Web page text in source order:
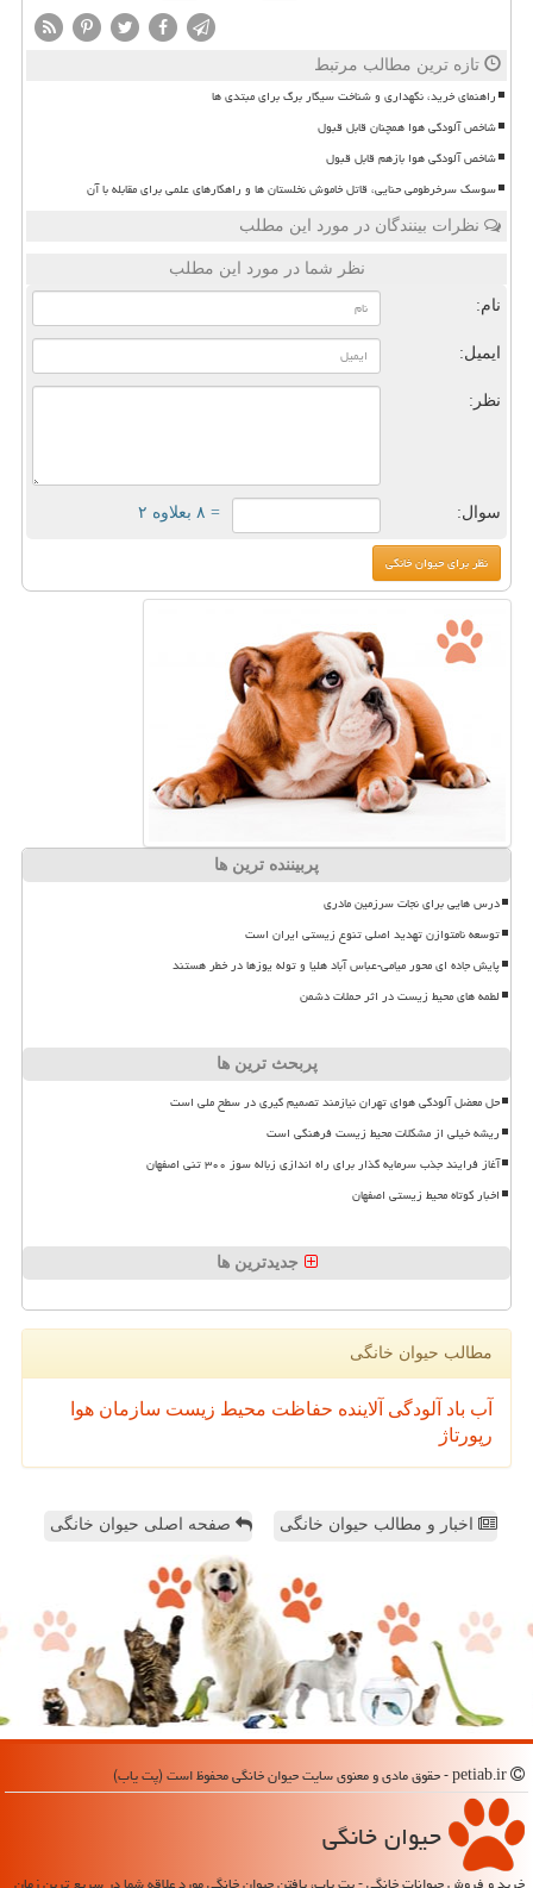
تازه ترین مطالب مرتبط
راهنمای خرید، نگهداری و شناخت سیگار برگ برای مبتدی ها
شاخص آلودگی هوا همچنان قابل قبول
شاخص آلودگی هوا بازهم قابل قبول
سوسک سرخرطومی حنایی، قاتل خاموش نخلستان ها و راهکارهای علمی برای مقابله با آن
نظرات بینندگان در مورد این مطلب
نظر شما در مورد این مطلب
نام:
ایمیل:
نظر:
سوال: = ۸ بعلاوه ۲
پربیننده ترین ها
درس هایی برای نجات سرزمین مادری
توسعه نامتوازن تهدید اصلی تنوع زیستی ایران است
پایش جاده ای محور میامی-عباس آباد هلیا و توله یوزها در خطر هستند
لطمه های محیط زیست در اثر حملات دشمن
پربحث ترین ها
حل معضل آلودگی هوای تهران نیازمند تصمیم گیری در سطح ملی است
ریشه خیلی از مشکلات محیط زیست فرهنگی است
آغاز فرایند جذب سرمایه گذار برای راه اندازی زباله سوز ۳۰۰ تنی اصفهان
اخبار کوتاه محیط زیستی اصفهان
جدیدترین ها
مطالب حیوان خانگی
آب باد آلودگی آلاینده حفاظت محیط زیست سازمان هوا
رپورتاژ
اخبار و مطالب حیوان خانگی صفحه اصلی حیوان خانگی
حیوان خانگی